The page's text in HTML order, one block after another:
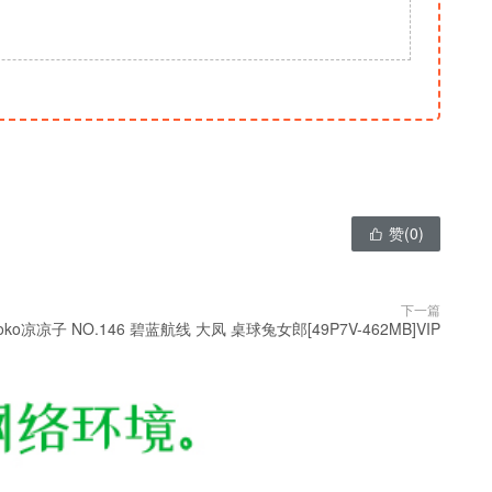
 赞(0)
下一篇
凉凉子 NO.146 碧蓝航线 大凤 桌球兔女郎[49P7V-462MB]VIP